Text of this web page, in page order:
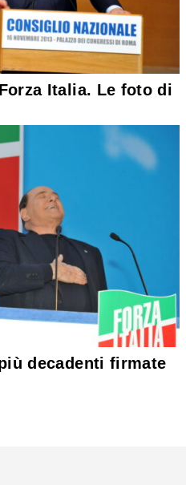
Italia. Le foto di
decadenti firmate